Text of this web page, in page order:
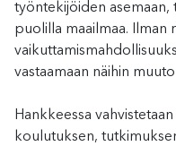
työntekijöiden asemaan,
puolilla maailmaa. Ilman
vastaamaan näihin
Hankkeessa
koulutuksen,